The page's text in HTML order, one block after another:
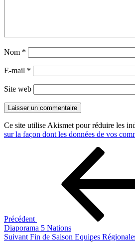
Nom *
E-mail *
Site web
Ce site utilise Akismet pour réduire les
sur la façon dont les données de vos
Précédent
Diaporama 5 Nations
Article
Suivant Fin de Saison Equipes